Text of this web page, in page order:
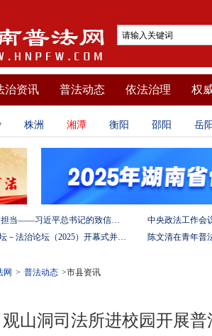
治资讯 普法动态 依法治理 权
株洲 湘潭 衡阳 邵阳 岳阳
坚定法治自信 强化使命担当——习近平总书记的致信激励法学法律工作者投身全面依法治国伟大实践 中央政法工作会
陈文清出席中非合作论坛－法治论坛（2025）开幕式并在湖南调研
网 > 普法动态 >市县资讯
观山洞司法所进校园开展普